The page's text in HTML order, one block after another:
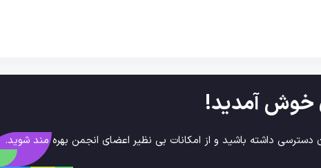
خوش آمدید!
داشته باشید و از امکانات بی نظیر اعضای انجمن بهره مند شوید.